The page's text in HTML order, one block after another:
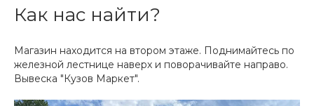
Как нас найти?
Магазин находится на втором этаже. Поднимайтесь по
железной лестнице наверх и поворачивайте направо.
Вывеска "Кузов Маркет".